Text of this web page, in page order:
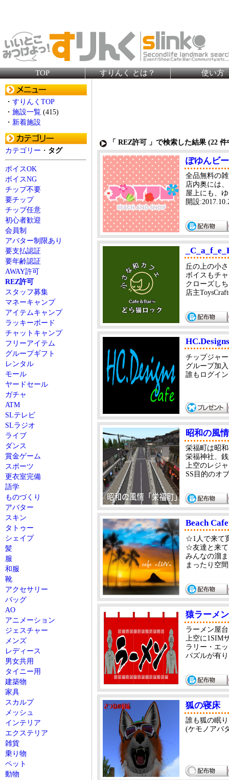
TOP すりんく とは？ 使い方
・ すりんくTOP
・ 施設一覧 (415)
・ 新着施設
カテゴリー ・ タグ
ボイスOK
ボイスNG
チップ不要
要チップ
チップ任意
初心者歓迎
会員制
アバター制限あり
要支払認証
要年齢認証
AWAY許可
REZ許可
スタッフ募集
マネーキャンプ
アイテムキャンプ
ラッキーボード
チャットキャンプ
フリーアイテム
グループギフト
レンタル
モール
ヤードセール
ガチャ
ATM
SLテレビ
SLラジオ
ライブ
ダンス
賞金ゲーム
スポーツ
更衣室完備
語学
ものづくり
アバター
スキン
タトゥー
シェイプ
髪
服
和服
靴
アクセサリー
バッグ
AO
アニメーション
ジェスチャー
メンズ
レディース
男女共用
タイニー用
建築物
家具
スカルプ
メッシュ
インテリア
エクステリア
雑貨
乗り物
ペット
動物
「 REZ許可 」で検索した結果 (22 件
ぽゆんビ
全品無料の
店内奥には
屋上にも、
開設
丘の上の小
ボイスもチ
クローズし
店主
HC.Designs
チップジャ
グループ加
誰もログイ
昭和の風
栄福町は昭
栄福神社、
上空のレジ
SS目的のオ
Beach
☆1人で来て
☆友達と来て
みんなの溜
まったり空
猿ラーメ
ラーメン屋
上空に1SIM
ラリー・エ
パズルが有
狐の寝床
誰も狐の眠
(ケモノアバ